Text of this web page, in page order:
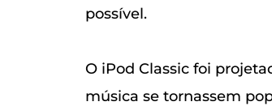
possível.
O iPod Classic foi
música se tornassem